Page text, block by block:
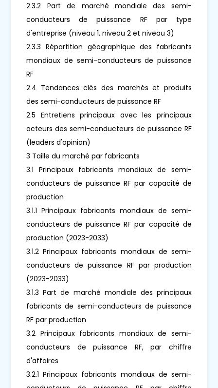
2.3.2 Part de marché mondiale des semi-
conducteurs de puissance RF par type
d'entreprise (niveau 1, niveau 2 et niveau 3)
2.3.3 Répartition géographique des fabricants
mondiaux de semi-conducteurs de puissance
RF
2.4 Tendances clés des marchés et produits
des semi-conducteurs de puissance RF
2.5 Entretiens principaux avec les principaux
acteurs des semi-conducteurs de puissance RF
(leaders d'opinion)
3 Taille du marché par fabricants
3.1 Principaux fabricants mondiaux de semi-
conducteurs de puissance RF par capacité de
production
3.1.1 Principaux fabricants mondiaux de semi-
conducteurs de puissance RF par capacité de
production (2023-2033)
3.1.2 Principaux fabricants mondiaux de semi-
conducteurs de puissance RF par production
(2023-2033)
3.1.3 Part de marché mondiale des principaux
fabricants de semi-conducteurs de puissance
RF par production
3.2 Principaux fabricants mondiaux de semi-
conducteurs de puissance RF, par chiffre
d'affaires
3.2.1 Principaux fabricants mondiaux de semi-